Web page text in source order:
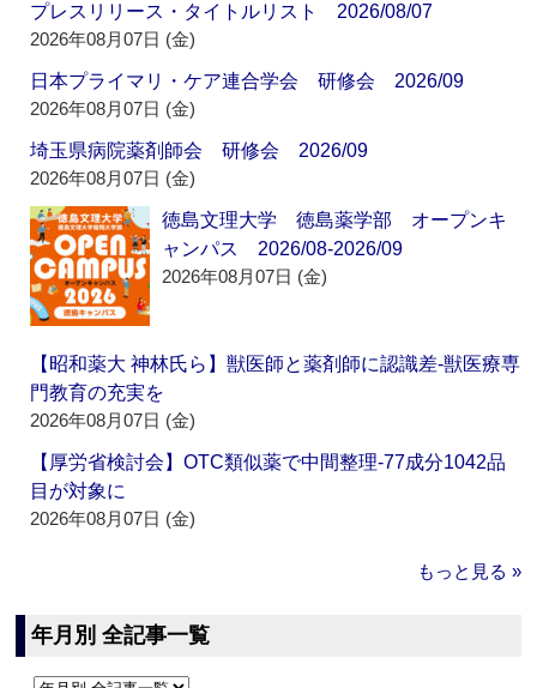
プレスリリース・タイトルリスト 2026/08/07
2026年08月07日 (金)
日本プライマリ・ケア連合学会 研修会 2026/09
2026年08月07日 (金)
埼玉県病院薬剤師会 研修会 2026/09
2026年08月07日 (金)
徳島文理大学 徳島薬学部 オープンキ
ャンパス 2026/08-2026/09
2026年08月07日 (金)
【昭和薬大 神林氏ら】獣医師と薬剤師に認識差‐獣医療専
門教育の充実を
2026年08月07日 (金)
【厚労省検討会】OTC類似薬で中間整理‐77成分1042品
目が対象に
2026年08月07日 (金)
もっと見る »
年月別 全記事一覧